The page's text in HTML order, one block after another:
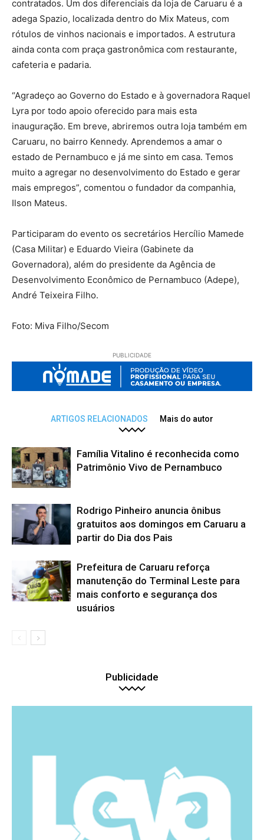
contratados. Um dos diferenciais da loja de Caruaru é a
adega Spazio, localizada dentro do Mix Mateus, com
rótulos de vinhos nacionais e importados. A estrutura
ainda conta com praça gastronômica com restaurante,
cafeteria e padaria.
“Agradeço ao Governo do Estado e à governadora Raquel
Lyra por todo apoio oferecido para mais esta
inauguração. Em breve, abriremos outra loja também em
Caruaru, no bairro Kennedy. Aprendemos a amar o
estado de Pernambuco e já me sinto em casa. Temos
muito a agregar no desenvolvimento do Estado e gerar
mais empregos”, comentou o fundador da companhia,
Ilson Mateus.
Participaram do evento os secretários Hercílio Mamede
(Casa Militar) e Eduardo Vieira (Gabinete da
Governadora), além do presidente da Agência de
Desenvolvimento Econômico de Pernambuco (Adepe),
André Teixeira Filho.
Foto: Miva Filho/Secom
PUBLICIDADE
ARTIGOS RELACIONADOS Mais do autor
Família Vitalino é reconhecida como
Patrimônio Vivo de Pernambuco
Rodrigo Pinheiro anuncia ônibus
gratuitos aos domingos em Caruaru a
partir do Dia dos Pais
Prefeitura de Caruaru reforça
manutenção do Terminal Leste para
mais conforto e segurança dos
usuários
Publicidade